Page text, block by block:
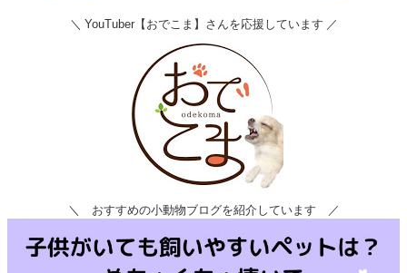
＼ YouTuber【おでこま】さんを応援しています ／
＼ おすすめの小動物ブログを紹介しています ／